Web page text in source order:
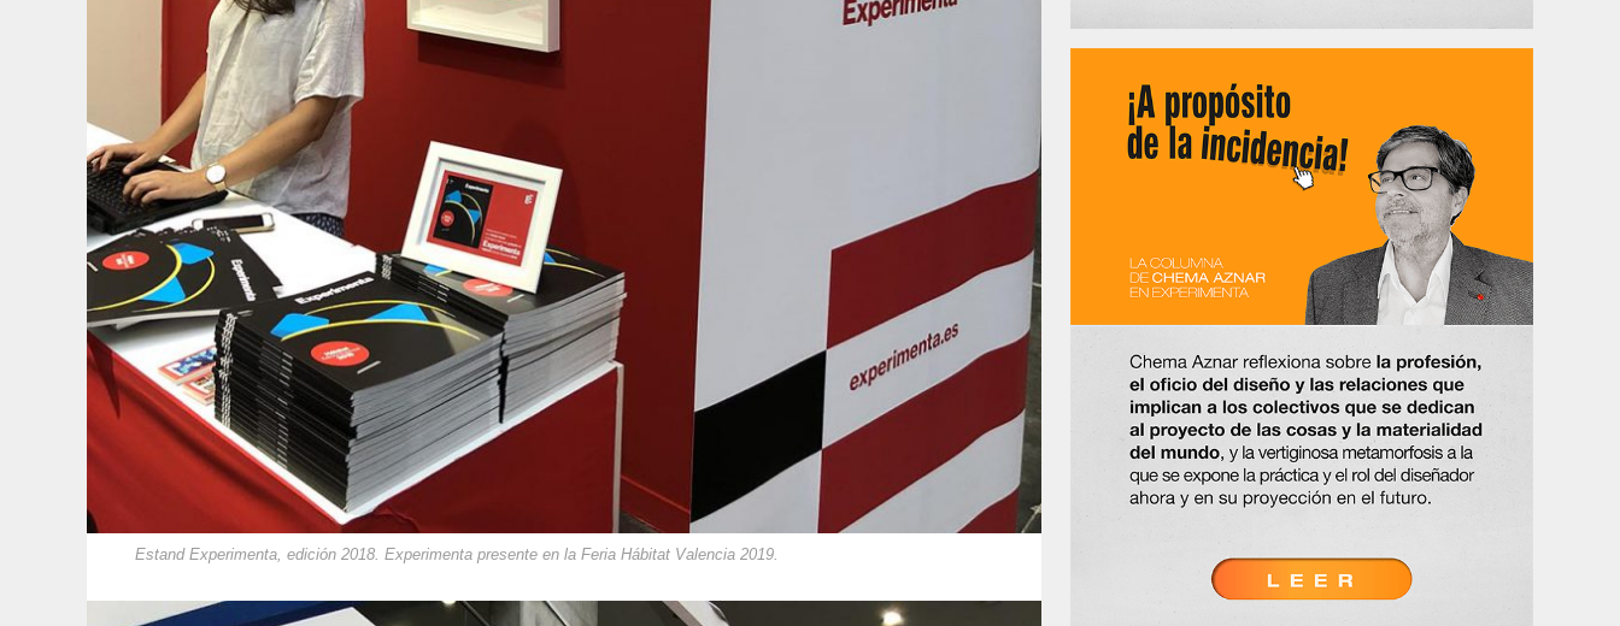
Estand Experimenta, edición 2018. Experimenta presente en la Feria Hábitat Valencia 2019.